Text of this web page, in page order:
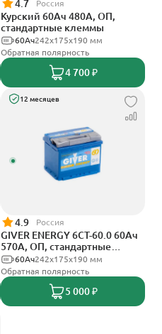
4.7 Россия
Курский 60Ач 480А, ОП,
стандартные клеммы
242x175x190 мм
60Ач
Обратная полярность
4 700 ₽
12 месяцев
4.9 Россия
GIVER ENERGY 6СТ-60.0 60Ач
570А, ОП, стандартные
клеммы242х175х190 мм
60Ач
Обратная полярность
5 000 ₽